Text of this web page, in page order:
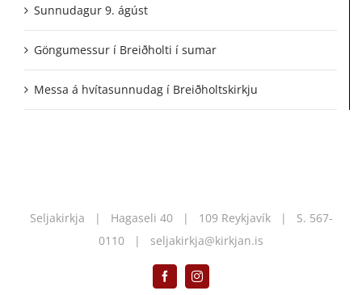
Sunnudagur 9. ágúst
Göngumessur í Breiðholti í sumar
Messa á hvítasunnudag í Breiðholtskirkju
Seljakirkja | Hagaseli 40 | 109 Reykjavík | S. 567-
0110 | seljakirkja@kirkjan.is
FacebookInstagram